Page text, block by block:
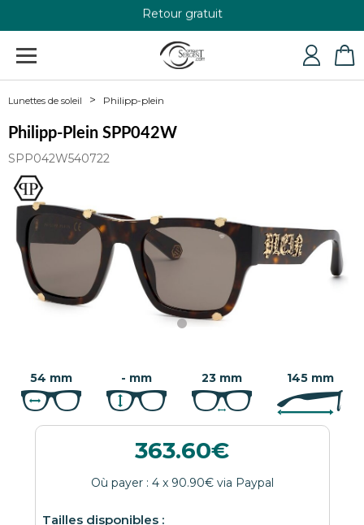
Retour gratuit
+33 4 79 24 76 84
Lunettes de soleil Philipp-plein
Philipp-Plein SPP042W
SPP042W540722
54 mm - mm 23 mm 145 mm
363.60